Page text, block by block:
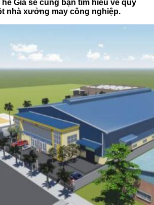
Gia sẽ cùng bạn tìm hiểu về quy
nhà xưởng may công nghiệp.